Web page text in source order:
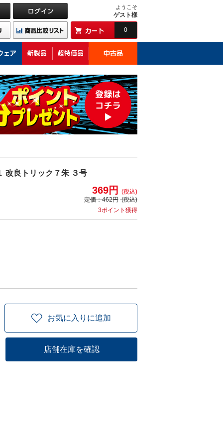
ようこそ
ゲスト様
0
改良トリック７朱 ３号
369円
(税込)
定価：462円 (税込)
3ポイント獲得
お気に入りに追加
店舗在庫を確認